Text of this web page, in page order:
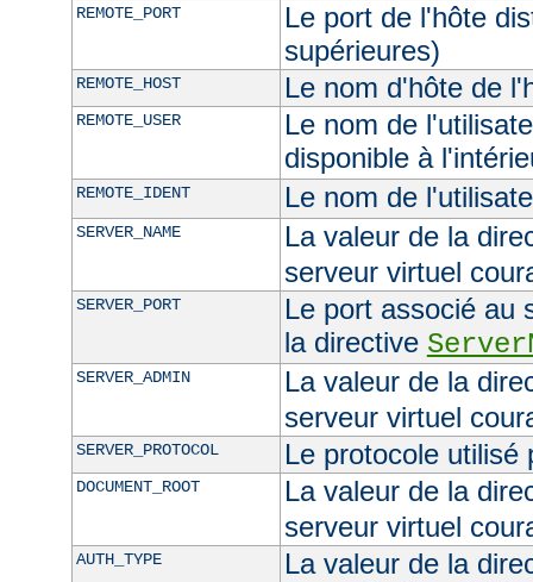
REMOTE_PORT
Le port de l'hôte
supérieures)
REMOTE_HOST Le nom d'hôte de
REMOTE_USER
Le nom de
disponible à
REMOTE_IDENT Le nom de
SERVER_NAME
La valeur de la
serveur virtuel
SERVER_PORT
Le port associé au
la directive
SERVER_ADMIN
La valeur de la
serveur virtuel
SERVER_PROTOCOL Le protocole utilisé
DOCUMENT_ROOT
La valeur de la
serveur virtuel
AUTH_TYPE
La valeur de la